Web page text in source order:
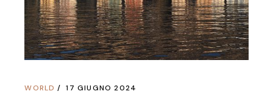
WORLD 17 GIUGNO 2024